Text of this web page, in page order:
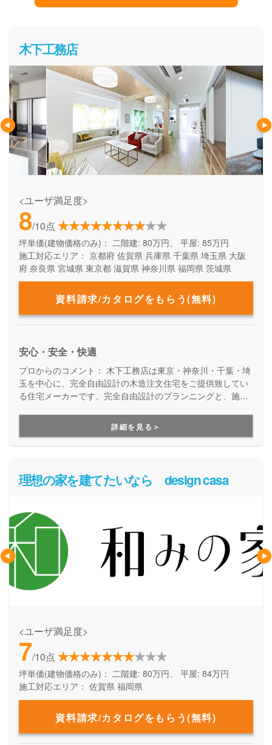
木下工務店
<ユーザ満足度>
8/10点
坪単価(建物価格のみ)： 二階建: 80万円、 平屋: 85万円
施工対応エリア： 京都府 佐賀県 兵庫県 千葉県 埼玉県 大阪
府 奈良県 宮城県 東京都 滋賀県 神奈川県 福岡県 茨城県
資料請求/カタログをもらう(無料)
安心・安全・快適
プロからのコメント： 木下工務店は東京・神奈川・千葉・埼
玉を中心に、完全自由設計の木造注文住宅をご提供致してい
る住宅メーカーです。完全自由設計のプランニングと、施工
かだからこそ叶えらえる「完全自由設計」の注文住宅を実現
できます。性能や保証も万全なので安心です。
詳細を見る＞
理想の家を建てたいなら design casa
<ユーザ満足度>
7/10点
坪単価(建物価格のみ)： 二階建: 80万円、 平屋: 84万円
施工対応エリア： 佐賀県 福岡県
資料請求/カタログをもらう(無料)